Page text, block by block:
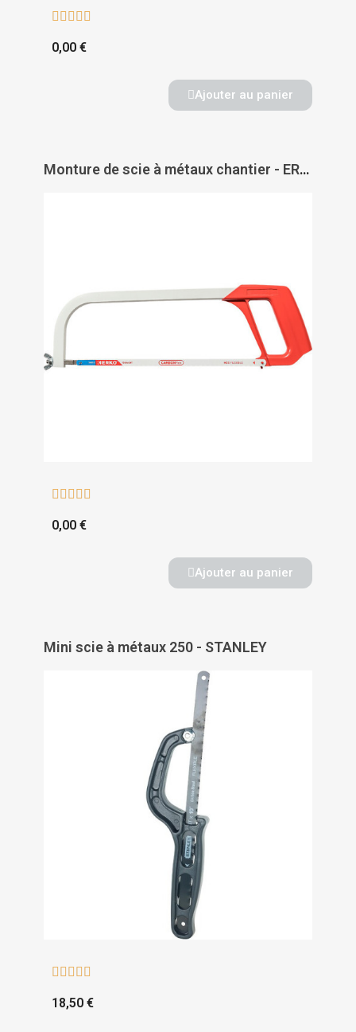
    
0,00 €
Ajouter au panier
Monture de scie à métaux chantier - ERKO
    
0,00 €
Ajouter au panier
Mini scie à métaux 250 - STANLEY
    
18,50 €